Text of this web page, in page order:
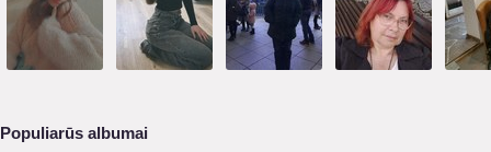
Populiarūs albumai